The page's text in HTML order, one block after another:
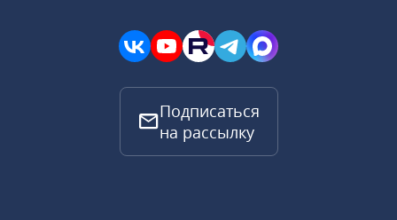
Подписаться
на рассылку